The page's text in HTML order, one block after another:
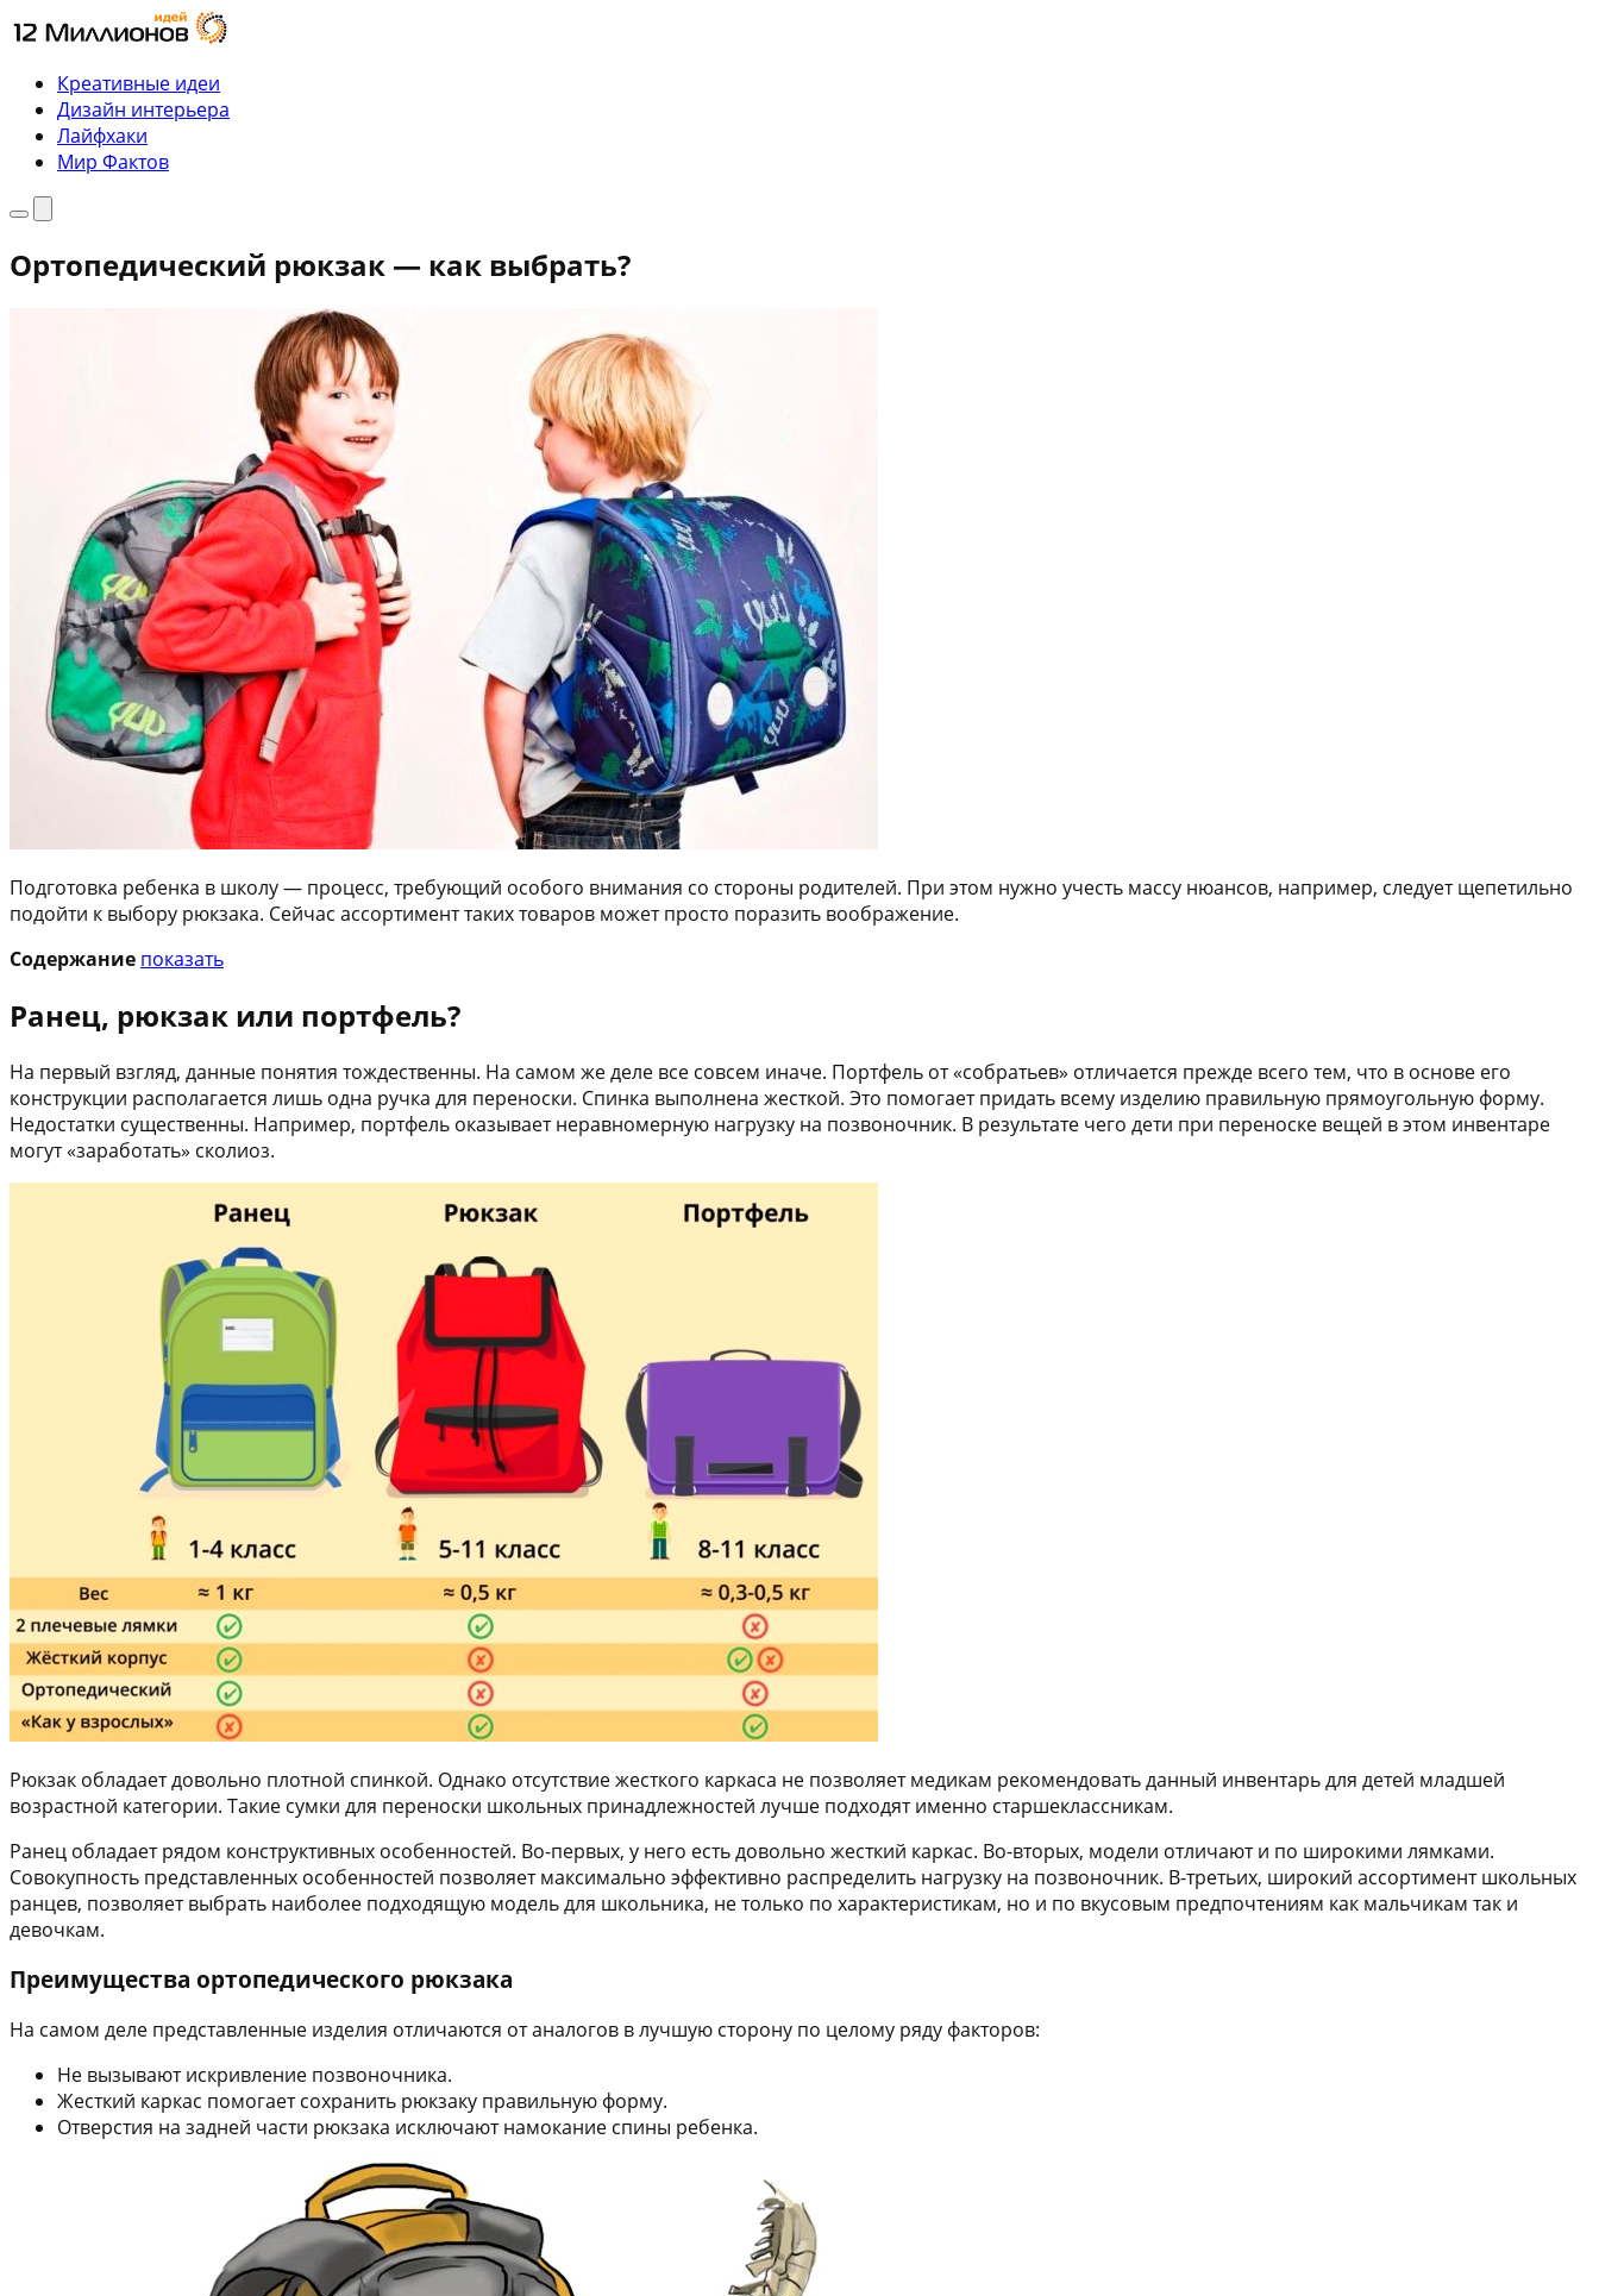
Перейти
к
содержимому
Креативные идеи
Дизайн интерьера
Лайфхаки
Мир Фактов
МенюПоиск
Ортопедический рюкзак — как выбрать?
Подготовка ребенка в школу — процесс, требующий особого внимания со стороны родителей. При этом нужно учесть массу нюансов, например, следует щепетильно
подойти к выбору рюкзака. Сейчас ассортимент таких товаров может просто поразить воображение.
Содержание показать
Ранец, рюкзак или портфель?
На первый взгляд, данные понятия тождественны. На самом же деле все совсем иначе. Портфель от «собратьев» отличается прежде всего тем, что в основе его
конструкции располагается лишь одна ручка для переноски. Спинка выполнена жесткой. Это помогает придать всему изделию правильную прямоугольную форму.
Недостатки существенны. Например, портфель оказывает неравномерную нагрузку на позвоночник. В результате чего дети при переноске вещей в этом инвентаре
могут «заработать» сколиоз.
Рюкзак обладает довольно плотной спинкой. Однако отсутствие жесткого каркаса не позволяет медикам рекомендовать данный инвентарь для детей младшей
возрастной категории. Такие сумки для переноски школьных принадлежностей лучше подходят именно старшеклассникам.
Ранец обладает рядом конструктивных особенностей. Во-первых, у него есть довольно жесткий каркас. Во-вторых, модели отличают и по широкими лямками.
Совокупность представленных особенностей позволяет максимально эффективно распределить нагрузку на позвоночник. В-третьих, широкий ассортимент школьных
ранцев, позволяет выбрать наиболее подходящую модель для школьника, не только по характеристикам, но и по вкусовым предпочтениям как мальчикам так и
девочкам.
Преимущества ортопедического рюкзака
На самом деле представленные изделия отличаются от аналогов в лучшую сторону по целому ряду факторов:
Не вызывают искривление позвоночника.
Жесткий каркас помогает сохранить рюкзаку правильную форму.
Отверстия на задней части рюкзака исключают намокание спины ребенка.